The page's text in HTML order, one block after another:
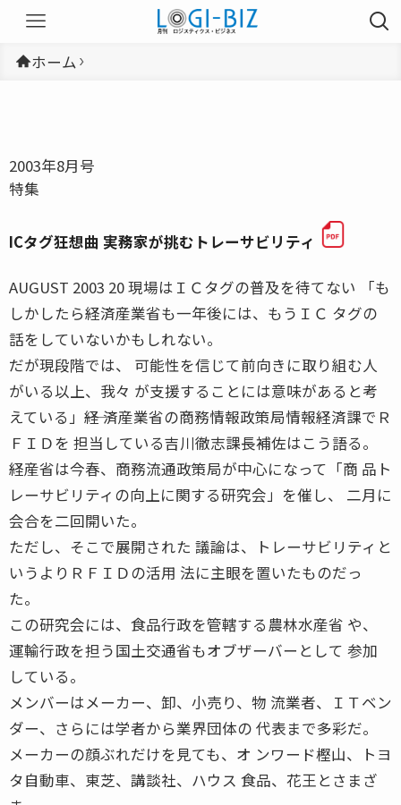
ホーム
2003年8月号
特集
ICタグ狂想曲 実務家が挑むトレーサビリティ
AUGUST 2003 20 現場はＩＣタグの普及を待てない 「も
しかしたら経済産業省も一年後には、もうＩＣ タグの
話をしていないかもしれない。
だが現段階では、 可能性を信じて前向きに取り組む人
がいる以上、我々 が支援することには意味があると考
えている」――経 済産業省の商務情報政策局情報経済課でＲ
ＦＩＤを 担当している吉川徹志課長補佐はこう語る。
経産省は今春、商務流通政策局が中心になって「商 品ト
レーサビリティの向上に関する研究会」を催し、 二月に
会合を二回開いた。
ただし、そこで展開された 議論は、トレーサビリティと
いうよりＲＦＩＤの活用 法に主眼を置いたものだっ
た。
この研究会には、食品行政を管轄する農林水産省 や、
運輸行政を担う国土交通省もオブザーバーとして 参加
している。
メンバーはメーカー、卸、小売り、物 流業者、ＩＴベン
ダー、さらには学者から業界団体の 代表まで多彩だ。
メーカーの顔ぶれだけを見ても、オ ンワード樫山、トヨ
タ自動車、東芝、講談社、ハウス 食品、花王とさまざ